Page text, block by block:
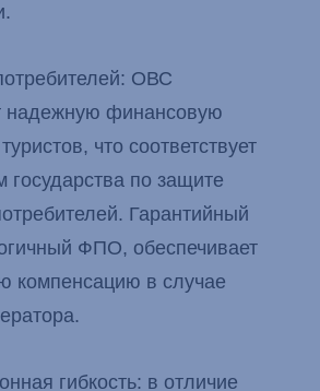
ОВС
надежную финансовую
что соответствует
государства по защите
Гарантийный
ФПО, обеспечивает
компенсацию в случае
гибкость: в отличие